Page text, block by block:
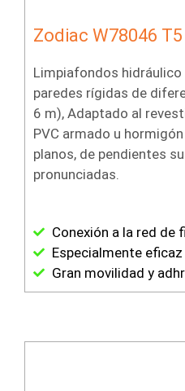
Zodiac W78046 T5
Limpiafondos hidráulico
paredes rígidas de
6 m), Adaptado al
PVC armado u
planos, de pendientes
pronunciadas.
Conexión a la red de
Especialmente
Gran movilidad y